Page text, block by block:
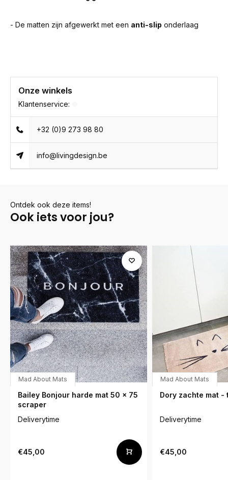
- De matten zijn afgewerkt met een anti-slip onderlaag
Onze winkels
Klantenservice:
+32 (0)9 273 98 80
info@livingdesign.be
Ontdek ook deze items!
Ook iets voor jou?
Mad About Mats
Bailey Bonjour harde mat 50 x 75
scraper
Deliverytime
€45,00
Mad About Mats
Dory zachte mat -
Deliverytime
€45,00